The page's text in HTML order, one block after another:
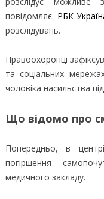
повідомляє РБК-
розслідувань.
Правоохоронці
та соціальних
чоловіка насильства
Що відомо про
Попередньо, в
погіршення
медичного закладу.